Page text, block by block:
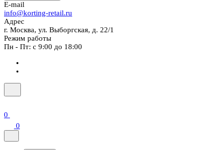
E-mail
info@korting-retail.ru
Адрес
г. Москва, ул. Выборгская, д. 22/1
Режим работы
Пн - Пт: с 9:00 до 18:00
0
0